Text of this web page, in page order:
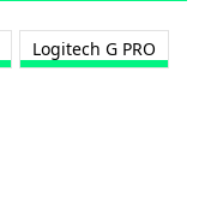
Logitech G PRO